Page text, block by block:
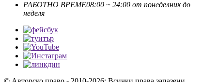
РАБОТНО ВРЕМЕ08:00 ~ 24:00 от понеделник до
неделя